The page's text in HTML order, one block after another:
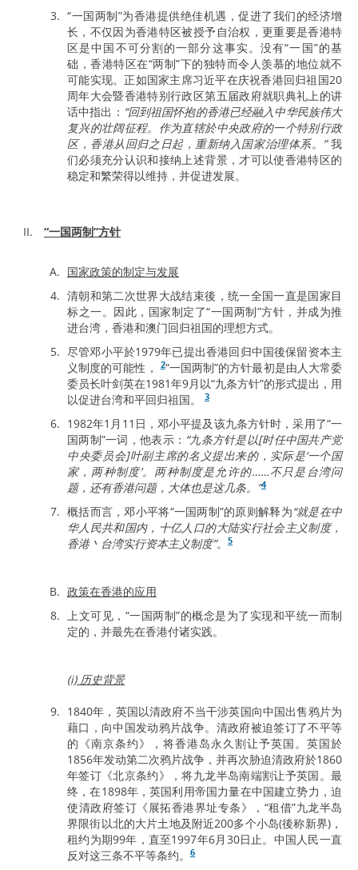
“一国两制”为香港提供绝佳机遇，促进了我们的经济增
长，不仅因为香港特区被授予自治权，更重要是香港特
区是中国不可分割的一部分这事实。没有“一国”的基
础，香港特区在“两制”下的独特而令人羡慕的地位就不
可能实现。正如国家主席习近平在庆祝香港回归祖国20
周年大会暨香港特别行政区第五届政府就职典礼上的讲
话中指出： “回到祖国怀抱的香港已经融入中华民族伟大
复兴的壮阔征程。作为直辖於中央政府的一个特别行政
区，香港从回归之日起，重新纳入国家治理体系。”我
们必须充分认识和接纳上述背景，才可以使香港特区的
稳定和繁荣得以维持，并促进发展。
“一国两制”方针
国家政策的制定与发展
清朝和第二次世界大战结束後，统一全国一直是国家目
标之一。因此，国家制定了“一国两制”方针，并成为推
进台湾，香港和澳门回归祖国的理想方式。
尽管邓小平於1979年已提出香港回归中国後保留资本主
义制度的可能性，2“一国两制”的方针最初是由人大常委
委员长叶剑英在1981年9月以“九条方针”的形式提出，用
以促进台湾和平回归祖国。
3
1982年1月11日，邓小平提及该九条方针时，采用了“一
国两制”一词，他表示： “九条方针是以[时任中国共产党
中央委员会]叶副主席的名义提出来的，实际是‘一个国
家，两种制度’。两种制度是允许的……不只是台湾问
题，还有香港问题，大体也是这几条。”4
概括而言，邓小平将“一国两制”的原则解释为“就是在中
华人民共和国内，十亿人口的大陆实行社会主义制度，
香港丶台湾实行资本主义制度”。 5
政策在香港的应用
上文可见，“一国两制”的概念是为了实现和平统一而制
定的，并最先在香港付诸实践。
(i) 历史背景
1840年，英国以清政府不当干涉英国向中国出售鸦片为
藉口，向中国发动鸦片战争。清政府被迫签订了不平等
的《南京条约》，将香港岛永久割让予英国。英国於
1856年发动第二次鸦片战争，并再次胁迫清政府於1860
年签订《北京条约》，将九龙半岛南端割让予英国。最
终，在1898年，英国利用帝国力量在中国建立势力，迫
使清政府签订《展拓香港界址专条》，“租借”九龙半岛
界限街以北的大片土地及附近200多个小岛(後称新界)，
租约为期99年，直至1997年6月30日止。中国人民一直
反对这三条不平等条约。
6